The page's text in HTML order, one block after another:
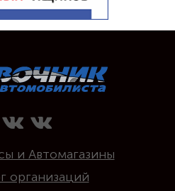
и Автомагазины
организаций